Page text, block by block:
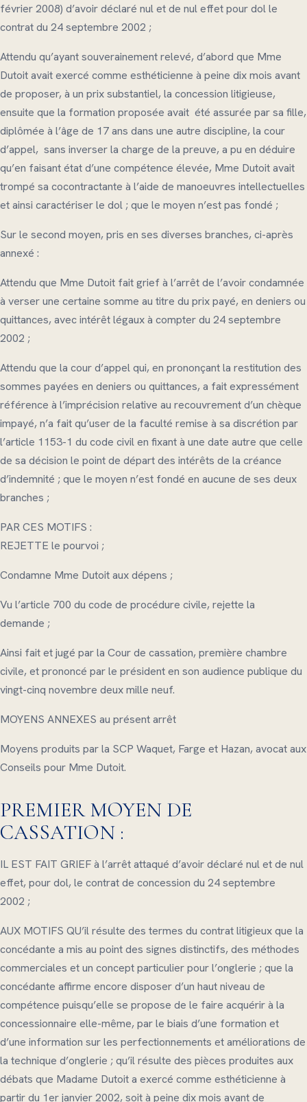
février 2008) d’avoir déclaré nul et de nul effet pour dol le
contrat du 24 septembre 2002 ;
Attendu qu’ayant souverainement relevé, d’abord que Mme
Dutoit avait exercé comme esthéticienne à peine dix mois avant
de proposer, à un prix substantiel, la concession litigieuse,
ensuite que la formation proposée avait été assurée par sa fille,
diplômée à l’âge de 17 ans dans une autre discipline, la cour
d’appel, sans inverser la charge de la preuve, a pu en déduire
qu’en faisant état d’une compétence élevée, Mme Dutoit avait
trompé sa cocontractante à l’aide de manoeuvres intellectuelles
et ainsi caractériser le dol ; que le moyen n’est pas fondé ;
Sur le second moyen, pris en ses diverses branches, ci-après
annexé :
Attendu que Mme Dutoit fait grief à l’arrêt de l’avoir condamnée
à verser une certaine somme au titre du prix payé, en deniers ou
quittances, avec intérêt légaux à compter du 24 septembre
2002 ;
Attendu que la cour d’appel qui, en prononçant la restitution des
sommes payées en deniers ou quittances, a fait expressément
référence à l’imprécision relative au recouvrement d’un chèque
impayé, n’a fait qu’user de la faculté remise à sa discrétion par
l’article 1153-1 du code civil en fixant à une date autre que celle
de sa décision le point de départ des intérêts de la créance
d’indemnité ; que le moyen n’est fondé en aucune de ses deux
branches ;
PAR CES MOTIFS :
REJETTE le pourvoi ;
Condamne Mme Dutoit aux dépens ;
Vu l’article 700 du code de procédure civile, rejette la
demande ;
Ainsi fait et jugé par la Cour de cassation, première chambre
civile, et prononcé par le président en son audience publique du
vingt-cinq novembre deux mille neuf.
MOYENS ANNEXES au présent arrêt
Moyens produits par la SCP Waquet, Farge et Hazan, avocat aux
Conseils pour Mme Dutoit.
PREMIER MOYEN DE
CASSATION :
IL EST FAIT GRIEF à l’arrêt attaqué d’avoir déclaré nul et de nul
effet, pour dol, le contrat de concession du 24 septembre
2002 ;
AUX MOTIFS QU’il résulte des termes du contrat litigieux que la
concédante a mis au point des signes distinctifs, des méthodes
commerciales et un concept particulier pour l’onglerie ; que la
concédante affirme encore disposer d’un haut niveau de
compétence puisqu’elle se propose de le faire acquérir à la
concessionnaire elle-même, par le biais d’une formation et
d’une information sur les perfectionnements et améliorations de
la technique d’onglerie ; qu’il résulte des pièces produites aux
débats que Madame Dutoit a exercé comme esthéticienne à
partir du 1er janvier 2002, soit à peine dix mois avant de